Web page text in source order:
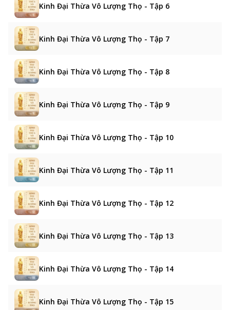
Kinh Đại Thừa Vô Lượng Thọ - Tập 6
Kinh Đại Thừa Vô Lượng Thọ - Tập 7
Kinh Đại Thừa Vô Lượng Thọ - Tập 8
Kinh Đại Thừa Vô Lượng Thọ - Tập 9
Kinh Đại Thừa Vô Lượng Thọ - Tập 10
Kinh Đại Thừa Vô Lượng Thọ - Tập 11
Kinh Đại Thừa Vô Lượng Thọ - Tập 12
Kinh Đại Thừa Vô Lượng Thọ - Tập 13
Kinh Đại Thừa Vô Lượng Thọ - Tập 14
Kinh Đại Thừa Vô Lượng Thọ - Tập 15